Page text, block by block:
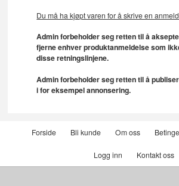
Du må ha kjøpt varen for å skrive en
Admin forbeholder seg retten til å
fjerne enhver produktanmeldelse som
disse retningslinjene.
Admin forbeholder seg retten til å
i for eksempel annonsering.
Forside Bli kunde Om oss
Logg inn Kontakt oss